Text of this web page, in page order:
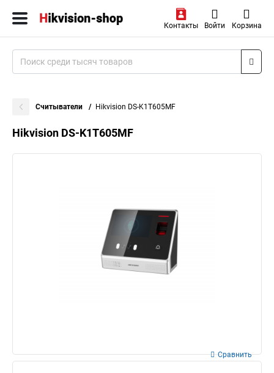
Контакты Войти Корзина
Считыватели Hikvision DS-K1T605MF
Hikvision DS-K1T605MF
Сравнить